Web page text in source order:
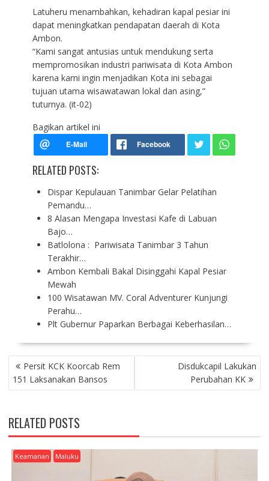
Latuheru menambahkan, kehadiran kapal pesiar ini
dapat meningkatkan pendapatan daerah di Kota
Ambon.
“Kami sangat antusias untuk mendukung serta
mempromosikan industri pariwisata di Kota Ambon
karena kami ingin menjadikan Kota ini sebagai
tujuan utama wisawatawan lokal dan asing,”
tuturnya. (it-02)
Bagikan artikel ini
RELATED POSTS:
Dispar Kepulauan Tanimbar Gelar Pelatihan
Pemandu…
8 Alasan Mengapa Investasi Kafe di Labuan
Bajo…
Batlolona : Pariwisata Tanimbar 3 Tahun
Terakhir…
Ambon Kembali Bakal Disinggahi Kapal Pesiar
Mewah
100 Wisatawan MV. Coral Adventurer Kunjungi
Perahu…
Plt Gubernur Paparkan Berbagai Keberhasilan…
P
O
S
N
A
V
G
Persit KCK Koorcab Rem
151 Laksanakan Bansos
Disdukcapil Lakukan
Perubahan KK
RELATED POSTS
Keamanan Maluku